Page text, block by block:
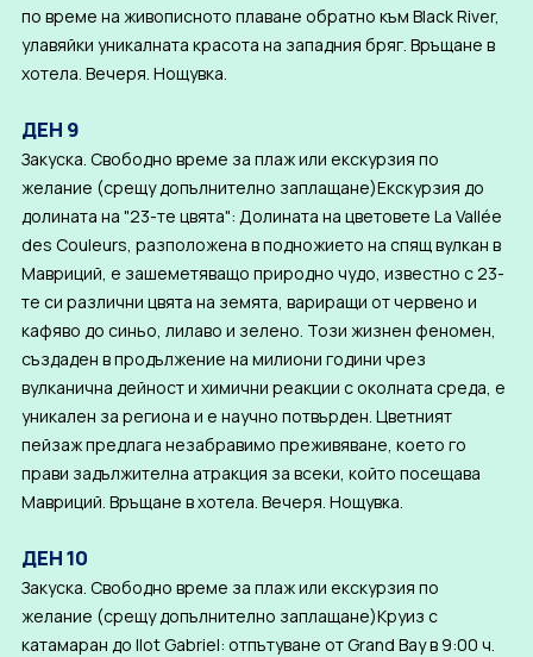
по време на живописното плаване обратно към Black River,
улавяйки уникалната красота на западния бряг. Връщане в
хотела. Вечеря. Нощувка.
ДЕН 9
Закуска. Свободно време за плаж или екскурзия по
желание (срещу допълнително заплащане)Екскурзия до
долината на "23-те цвята": Долината на цветовете La Vallée
des Couleurs, разположена в подножието на спящ вулкан в
Мавриций, е зашеметяващо природно чудо, известно с 23-
те си различни цвята на земята, вариращи от червено и
кафяво до синьо, лилаво и зелено. Този жизнен феномен,
създаден в продължение на милиони години чрез
вулканична дейност и химични реакции с околната среда, е
уникален за региона и е научно потвърден. Цветният
пейзаж предлага незабравимо преживяване, което го
прави задължителна атракция за всеки, който посещава
Мавриций. Връщане в хотела. Вечеря. Нощувка.
ДЕН 10
Закуска. Свободно време за плаж или екскурзия по
желание (срещу допълнително заплащане)Круиз с
катамаран до Ilot Gabriel: отпътуване от Grand Bay в 9:00 ч.